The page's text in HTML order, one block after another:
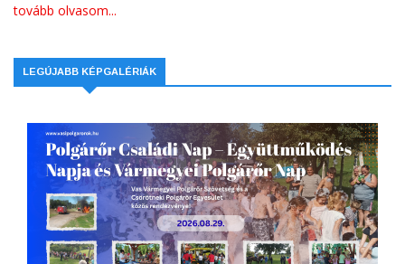
tovább olvasom...
LEGÚJABB KÉPGALÉRIÁK